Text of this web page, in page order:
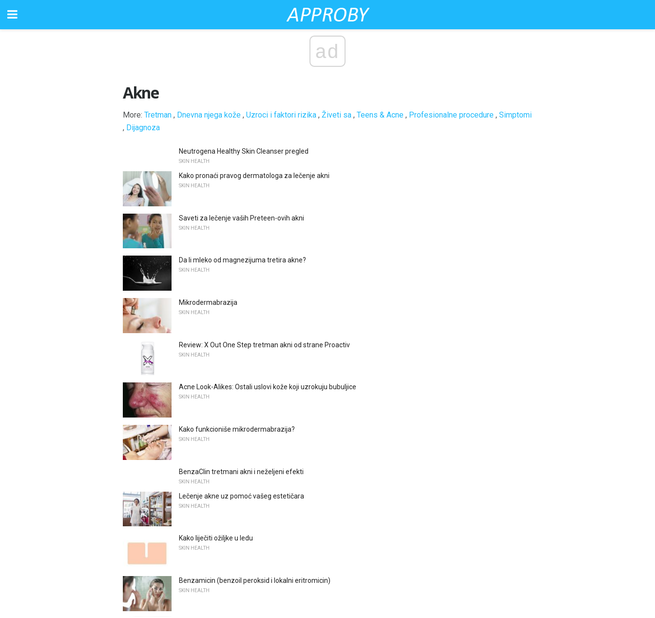
ad
Akne
More: Tretman , Dnevna njega kože , Uzroci i faktori rizika , Živeti sa , Teens & Acne , Profesionalne procedure , Simptomi
, Dijagnoza
Neutrogena Healthy Skin Cleanser pregled
SKIN HEALTH
Kako pronaći pravog dermatologa za lečenje akni
SKIN HEALTH
Saveti za lečenje vaših Preteen-ovih akni
SKIN HEALTH
Da li mleko od magnezijuma tretira akne?
SKIN HEALTH
Mikrodermabrazija
SKIN HEALTH
Review: X Out One Step tretman akni od strane Proactiv
SKIN HEALTH
Acne Look-Alikes: Ostali uslovi kože koji uzrokuju bubuljice
SKIN HEALTH
Kako funkcioniše mikrodermabrazija?
SKIN HEALTH
BenzaClin tretmani akni i neželjeni efekti
SKIN HEALTH
Lečenje akne uz pomoć vašeg estetičara
SKIN HEALTH
Kako liječiti ožiljke u ledu
SKIN HEALTH
Benzamicin (benzoil peroksid i lokalni eritromicin)
SKIN HEALTH